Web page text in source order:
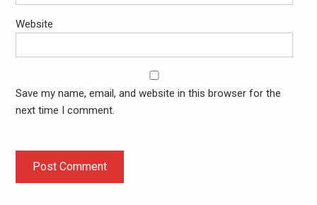
Website
Save my name, email, and website in this browser for the
next time I comment.